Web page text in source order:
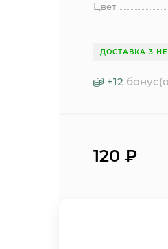
Цвет
ДОСТАВКА 3
+12
120₽